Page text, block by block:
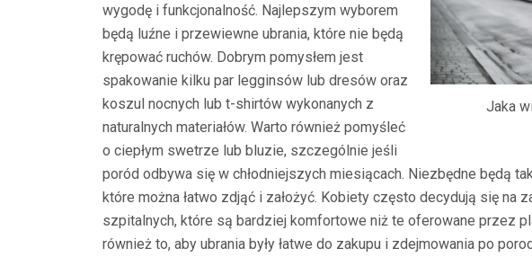
Jaka
wygodę i funkcjonalność. Najlepszym wyborem
będą luźne i przewiewne ubrania, które nie będą
krępować ruchów. Dobrym pomysłem jest
spakowanie kilku par legginsów lub dresów oraz
koszul nocnych lub t-shirtów wykonanych z
naturalnych materiałów. Warto również pomyśleć
o ciepłym swetrze lub bluzie, szczególnie jeśli
poród odbywa się w chłodniejszych miesiącach. Niezbędne będą
które można łatwo zdjąć i założyć. Kobiety często decydują się na
szpitalnych, które są bardziej komfortowe niż te oferowane przez
również to, aby ubrania były łatwe do zakupu i zdejmowania po